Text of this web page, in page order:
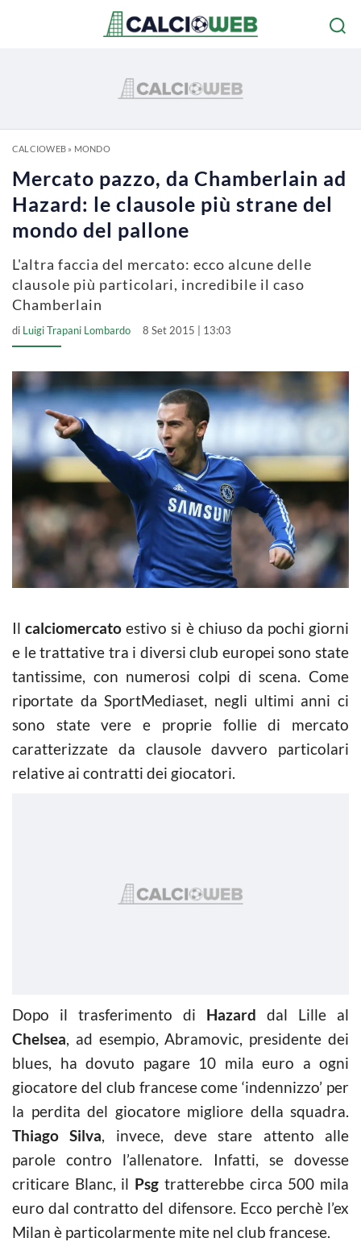
CALCIOWEB» MONDO
Mercato pazzo, da Chamberlain ad
Hazard: le clausole più strane del
mondo del pallone
L'altra faccia del mercato: ecco alcune delle
clausole più particolari, incredibile il caso
Chamberlain
di Luigi Trapani Lombardo 8 Set 2015 | 13:03
Ilcalciomercato estivo si è chiuso da pochi giorni
e le trattative tra i diversi club europei sono state
tantissime, con numerosi colpi di scena. Come
riportate da SportMediaset, negli ultimi anni ci
sono state vere e proprie follie di mercato
caratterizzate da clausole davvero particolari
relative ai contratti dei giocatori.
Dopo il trasferimento di Hazard dal Lille al
Chelsea, ad esempio, Abramovic, presidente dei
blues, ha dovuto pagare 10 mila euro a ogni
giocatore del club francese come ‘indennizzo’ per
la perdita del giocatore migliore della squadra.
Thiago Silva, invece, deve stare attento alle
parole contro l’allenatore. Infatti, se dovesse
criticare Blanc, il Psg tratterebbe circa 500 mila
euro dal contratto del difensore. Ecco perchè l’ex
Milan è particolarmente mite nel club francese.